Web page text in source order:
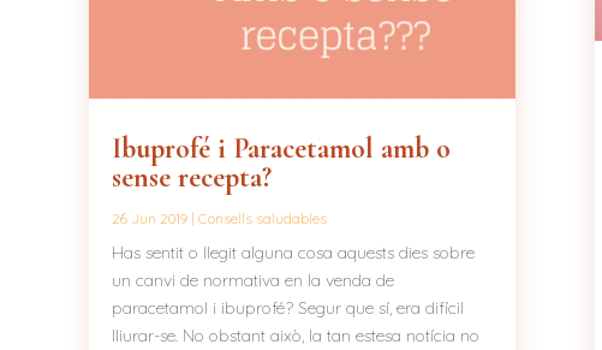
Ibuprofé i Paracetamol amb o
sense recepta?
26 Jun 2019| Consells saludables
Has sentit o llegit alguna cosa aquests dies sobre
un canvi de normativa en la venda de
paracetamol i ibuprofé? Segur que sí, era difícil
lliurar-se. No obstant això, la tan estesa notícia no